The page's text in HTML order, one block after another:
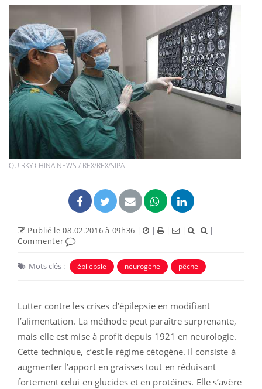
QUIRKY CHINA NEWS / REX/REX/SIPA
Publié le 08.02.2016 à 09h36 | | | |
|
Commenter
Mots clés : épilepsie neurogène pêche
Lutter contre les crises d’épilepsie en modifiant
l’alimentation. La méthode peut paraître surprenante,
mais elle est mise à profit depuis 1921 en neurologie.
Cette technique, c’est le régime cétogène. Il consiste à
augmenter l’apport en graisses tout en réduisant
fortement celui en glucides et en protéines. Elle s’avère